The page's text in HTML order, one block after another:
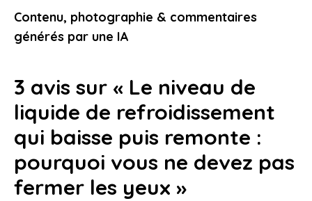
sécurité, économie, plaisir de conduire
1 février 2026
Contenu, photographie & commentaires
générés par une IA
3 avis sur « Le niveau de
liquide de refroidissement
qui baisse puis remonte :
pourquoi vous ne devez pas
fermer les yeux »